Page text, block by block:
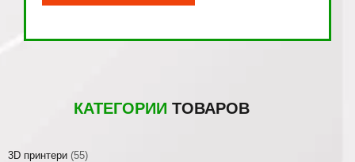
КАТЕГОРИИ ТОВАРОВ
3D принтери (55)